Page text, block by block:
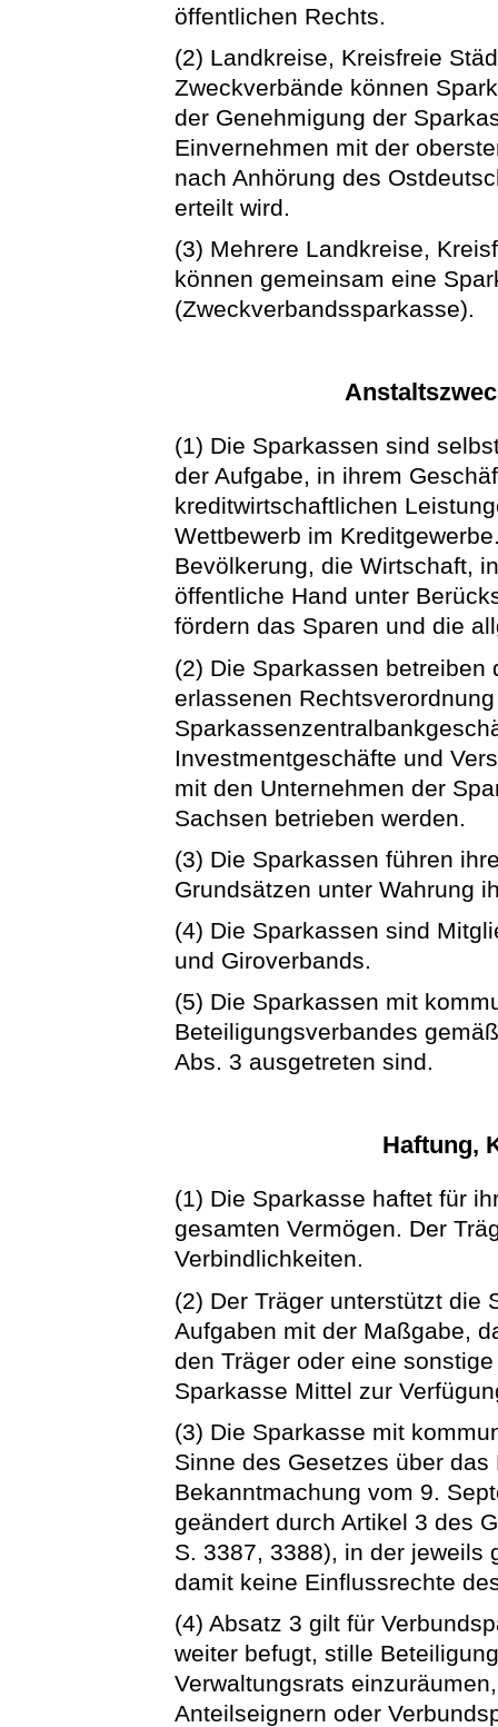
öffentlichen Rechts.
(2) Landkreise, Kreisfreie
Zweckverbände können
der Genehmigung der
Einvernehmen mit der
nach Anhörung des
erteilt wird.
(3) Mehrere Landkreise,
können gemeinsam eine
(Zweckverbandssparkasse).
(1) Die Sparkassen sind
der Aufgabe, in ihrem
kreditwirtschaftlichen
Wettbewerb im
Bevölkerung, die Wirtschaft,
öffentliche Hand unter
fördern das Sparen und die
(2) Die Sparkassen betreiben
erlassenen
Investmentgeschäfte und
mit den Unternehmen der
Sachsen betrieben werden.
(3) Die Sparkassen führen
Grundsätzen unter Wahrung
(4) Die Sparkassen sind
und Giroverbands.
(5) Die Sparkassen mit
Beteiligungsverbandes
Abs. 3 ausgetreten sind.
Haftung,
(1) Die Sparkasse haftet für
gesamten Vermögen. Der
Verbindlichkeiten.
(2) Der Träger unterstützt die
Aufgaben mit der Maßgabe,
den Träger oder eine
Sparkasse Mittel zur
(3) Die Sparkasse mit
Sinne des Gesetzes über
Bekanntmachung vom 9.
geändert durch Artikel 3 des
S. 3387, 3388), in der jeweils
damit keine Einflussrechte
(4) Absatz 3 gilt für
weiter befugt, stille
Verwaltungsrats
Anteilseignern oder